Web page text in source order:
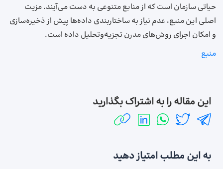
حیاتی سازمان است که از منابع متنوعی به دست می‌آیند. مزیت
اصلی این منبع، عدم نیاز به ساختاربندی داده‌ها پیش از ذخیره‌سازی
و امکان اجرای روش‌های مدرن تجزیه‌وتحلیل داده است.
منبع
این مقاله را به اشتراک بگذارید
به این مطلب امتیاز دهید